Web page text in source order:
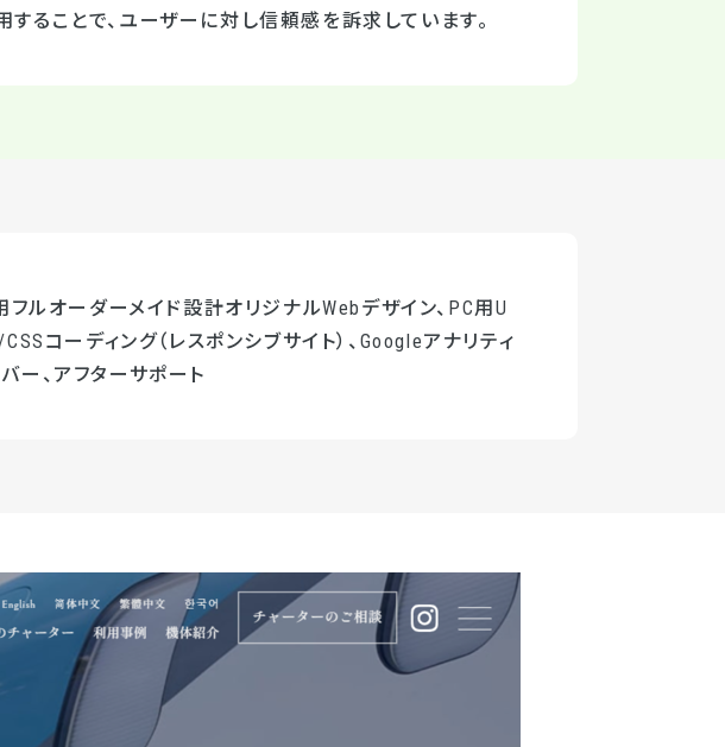
ることで、ユーザーに対し信頼感を訴求しています。
フルオーダーメイド設計オリジナルWebデザイン、PC用U
コーディング（レスポンシブサイト）、Googleアナリティ
ー、アフターサポート